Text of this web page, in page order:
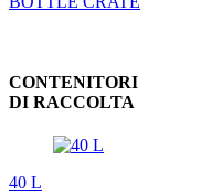
CONTENITORI
DI RACCOLTA
40 L